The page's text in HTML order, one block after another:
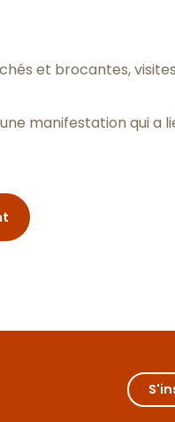
et brocantes,
manifestation qui a